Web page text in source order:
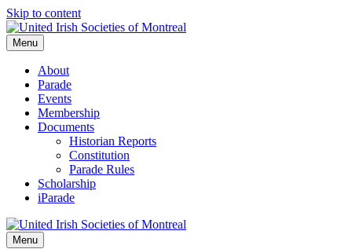
Skip to content
Menu
About
Parade
Events
Membership
Documents
Historian Reports
Constitution
Parade Rules
Scholarship
iParade
Menu